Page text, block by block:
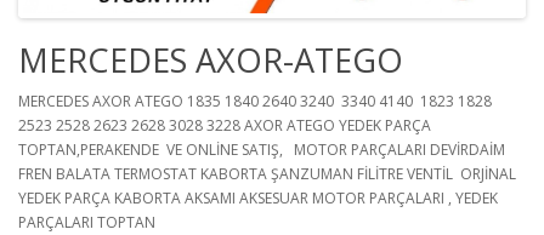
MERCEDES AXOR-ATEGO
MERCEDES AXOR ATEGO 1835 1840 2640 3240 3340 4140 1823 1828
2523 2528 2623 2628 3028 3228 AXOR ATEGO YEDEK PARÇA
TOPTAN,PERAKENDE VE ONLİNE SATIŞ, MOTOR PARÇALARI DEVİRDAİM
FREN BALATA TERMOSTAT KABORTA ŞANZUMAN FİLİTRE VENTİL ORJİNAL
YEDEK PARÇA KABORTA AKSAMI AKSESUAR MOTOR PARÇALARI , YEDEK
PARÇALARI TOPTAN